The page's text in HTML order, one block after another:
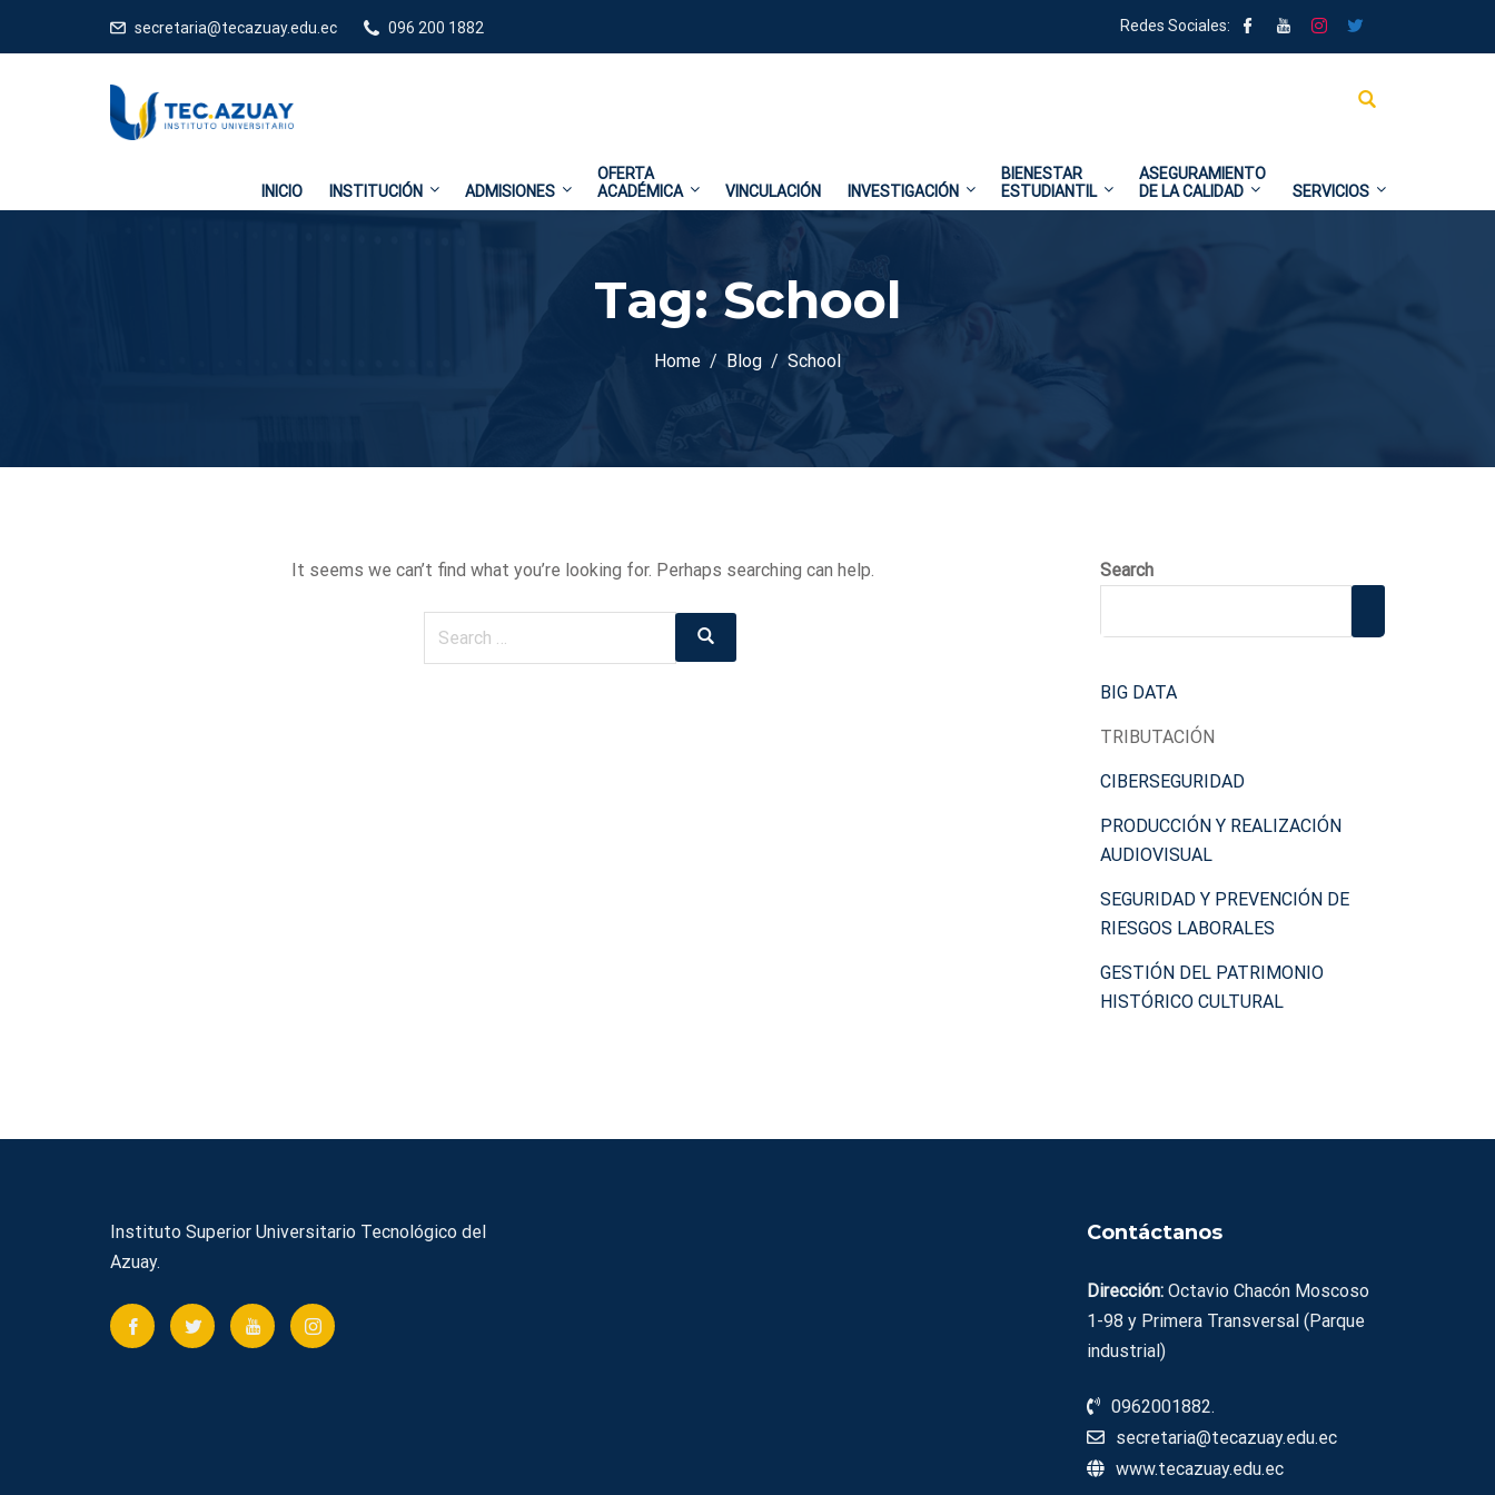
secretaria@tecazuay.edu.ec 096 200 1882 Redes Sociales:
INICIO INSTITUCIÓN ADMISIONES
OFERTA
ACADÉMICA
VINCULACIÓN INVESTIGACIÓN
BIENESTAR
ESTUDIANTIL
ASEGURAMIENTO
DE LA CALIDAD
SERVICIOS
Tag: School
Home Blog School
It seems we can’t find what you’re looking for. Perhaps searching can help.
Search
Search
BIG DATA
TRIBUTACIÓN
CIBERSEGURIDAD
PRODUCCIÓN Y REALIZACIÓN
AUDIOVISUAL
SEGURIDAD Y PREVENCIÓN DE
RIESGOS LABORALES
GESTIÓN DEL PATRIMONIO
HISTÓRICO CULTURAL
Instituto Superior Universitario Tecnológico del
Azuay.
Contáctanos
Dirección:Octavio Chacón Moscoso
1-98 y Primera Transversal (Parque
industrial)
0962001882.
secretaria@tecazuay.edu.ec
www.tecazuay.edu.ec